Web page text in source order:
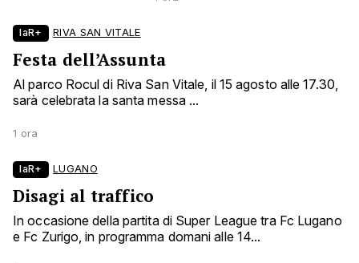
laR+ RIVA SAN VITALE
Festa dell’Assunta
Al parco Rocul di Riva San Vitale, il 15 agosto alle 17.30,
sarà celebrata la santa messa ...
1 ora
laR+ LUGANO
Disagi al traffico
In occasione della partita di Super League tra Fc Lugano
e Fc Zurigo, in programma domani alle 14...